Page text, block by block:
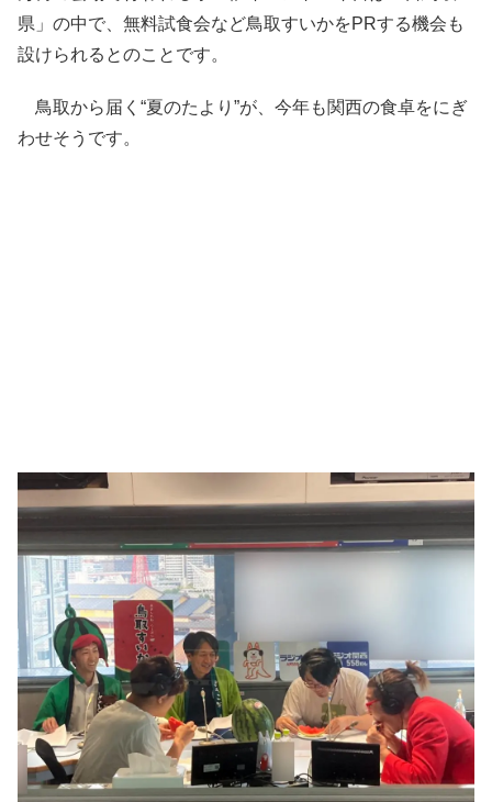
県」の中で、無料試食会など鳥取すいかをPRする機会も
設けられるとのことです。
鳥取から届く“夏のたより”が、今年も関西の食卓をにぎ
わせそうです。